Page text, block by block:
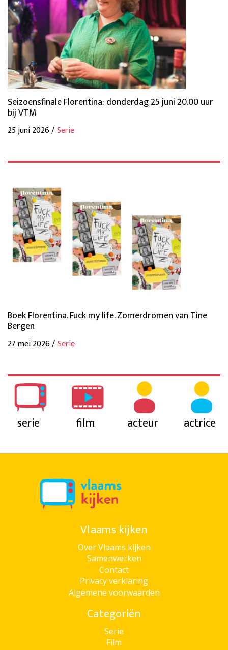
Seizoensfinale Florentina: donderdag 25 juni 20.00 uur
bij VTM
25 juni 2026 /Serie
Boek Florentina. Fuck my life. Zomerdromen van Tine
Bergen
27 mei 2026 /Serie
serie film acteur actrice
Vlaams kijken
Over Vlaams kijken
Samenwerken
Contact
Privacy verklaring
Algemene voorwaarden
Categoriën
Serie
Film